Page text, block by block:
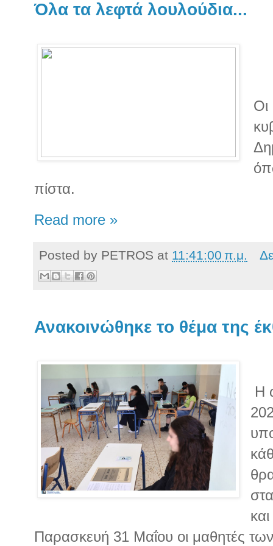
Όλα τα λεφτά λουλούδια...
πίστα.
Read more »
Posted by PETROS at 11:41:00 π.μ.
Ανακοινώθηκε το θέμα της
Η
Παρασκευή 31 Μαΐου οι μαθητές